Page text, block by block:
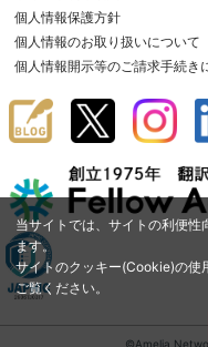
当サイトでは、サイトの利便
ます。
サイトのクッキー(Cookie)の使
ご覧ください。
個人情報保護方針
個人情報のお取り扱いについて
個人情報開示等のご請求手続き
©Amelia